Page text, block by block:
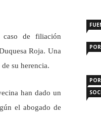
de filiación
Roja. Una
su herencia.
han dado un
el abogado de